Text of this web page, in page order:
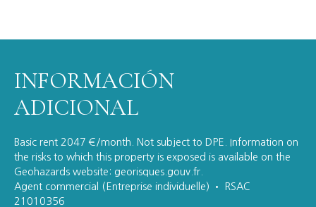
INFORMACIÓN
ADICIONAL
Basic rent 2047 €/month. Not subject to DPE. Information on
the risks to which this property is exposed is available on the
Geohazards website: georisques.gouv.fr.
Agent commercial (Entreprise individuelle) • RSAC
21010356